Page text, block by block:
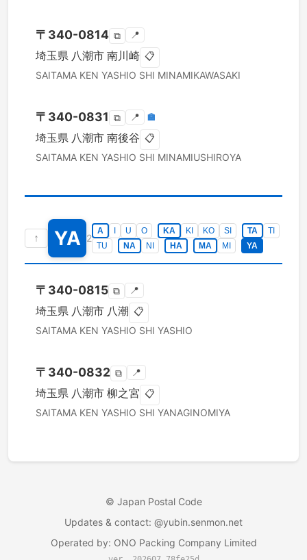
〒 340-0814 ⧉ 📍
埼玉県 八潮市 南川崎 📋
SAITAMA KEN YASHIO SHI MINAMIKAWASAKI
〒 340-0831 ⧉ 📍 🏣
埼玉県 八潮市 南後谷 📋
SAITAMA KEN YASHIO SHI MINAMIUSHIROYA
↑ YA 2
A U O KA KI KO SI TA
TI
TU
NA NI HA MA MI YA
〒 340-0815 ⧉ 📍
埼玉県 八潮市 八潮 📋
SAITAMA KEN YASHIO SHI YASHIO
〒 340-0832 ⧉ 📍
埼玉県 八潮市 柳之宮 📋
SAITAMA KEN YASHIO SHI YANAGINOMIYA
© Japan Postal Code
Updates & contact: @yubin.senmon.net
Operated by: ONO Packing Company Limited